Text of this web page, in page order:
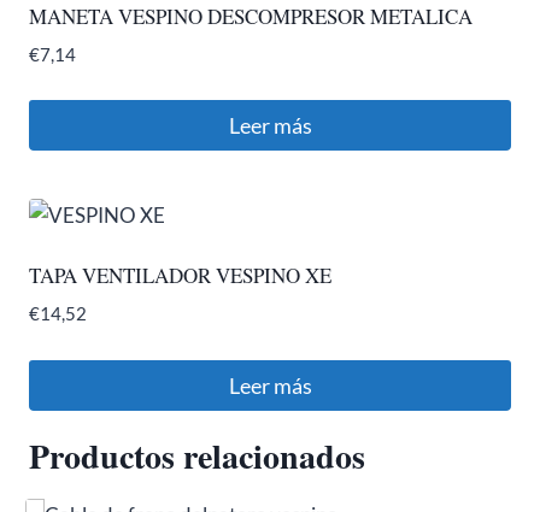
MANETA VESPINO DESCOMPRESOR METALICA
€7,14
Leer más
TAPA VENTILADOR VESPINO XE
€14,52
Leer más
Productos relacionados